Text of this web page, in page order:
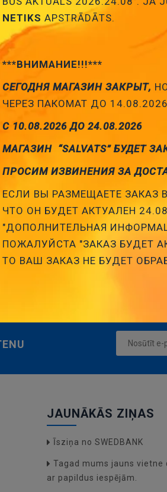
strain relief
JAUNĀKĀS ZIŅAS
Īsziņa no SWEDBANK
Tagad mums jauns vietne
ar papildus iespējām.
NETIKS APSTRĀDĀTS.
***ВНИМАНИЕ!!!***
СЕГОДНЯ МАГАЗИН ЗАКРЫТ,
ЧЕРЕЗ ПАКОМАТ ДО
С 10.08.2026 ДО 24.08.2026
МАГАЗИН “SALVATS” БУДЕТ
ПРОСИМ ИЗВИНЕНИЯ ЗА
ЕСЛИ ВЫ РАЗМЕЩАЕТЕ ЗАКАЗ
ЧТО ОН БУДЕТ АКТУАЛЕН
"ДОПОЛНИТЕЛЬНАЯ
ПОЖАЛУЙСТА "ЗАКАЗ БУДЕТ
ТО ВАШ ЗАКАЗ НЕ БУДЕТ